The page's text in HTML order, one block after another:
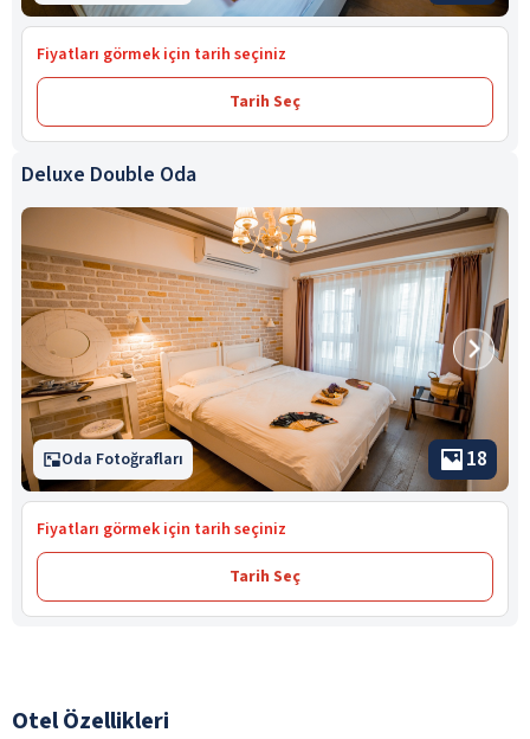
Fiyatları görmek için tarih seçiniz
Tarih Seç
Deluxe Double Oda
Oda Fotoğrafları 18
Fiyatları görmek için tarih seçiniz
Tarih Seç
Otel Özellikleri